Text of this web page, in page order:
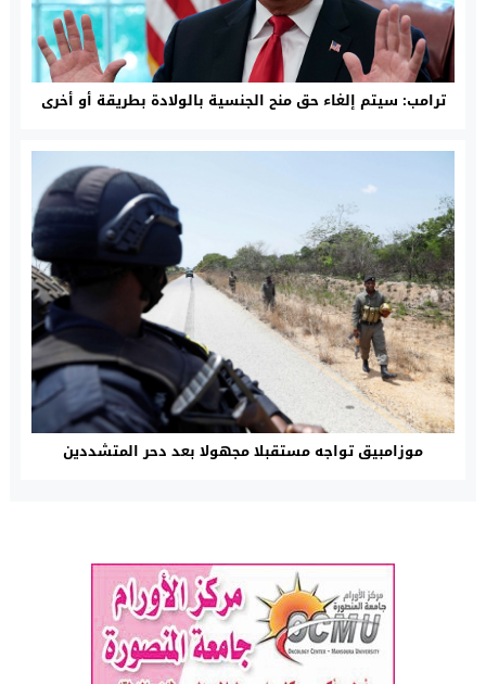
ترامب: سيتم إلغاء حق منح الجنسية بالولادة بطريقة أو أخرى
موزامبيق تواجه مستقبلا مجهولا بعد دحر المتشددين